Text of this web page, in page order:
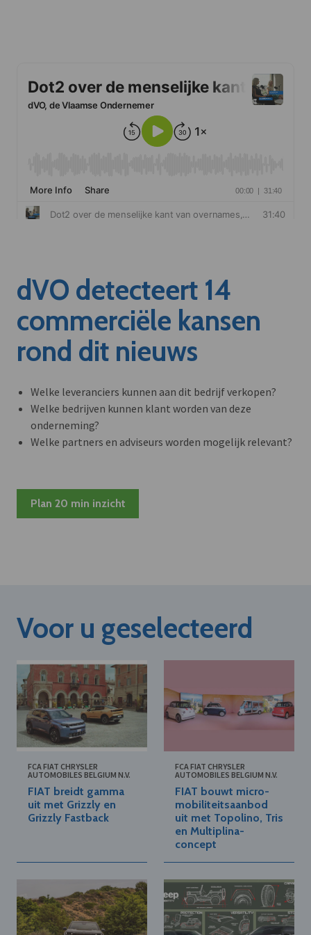
dVO detecteert 14
commerciële kansen
rond dit nieuws
Welke leveranciers kunnen aan dit bedrijf verkopen?
Welke bedrijven kunnen klant worden van deze
onderneming?
Welke partners en adviseurs worden mogelijk relevant?
Plan 20 min inzicht
Voor u geselecteerd
FCA FIAT CHRYSLER
AUTOMOBILES BELGIUM N.V.
FIAT breidt gamma
uit met Grizzly en
Grizzly Fastback
FCA FIAT CHRYSLER
AUTOMOBILES BELGIUM N.V.
FIAT bouwt micro-
mobiliteitsaanbod
uit met Topolino, Tris
en Multiplina-
concept